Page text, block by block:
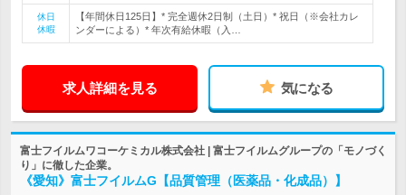
休日
休暇
【年間休日125日】* 完全週休2日制（土日）* 祝日（※会社カレ
ンダーによる）* 年次有給休暇（入…
求人詳細を見る 気になる
富士フイルムワコーケミカル株式会社 | 富士フイルムグループの「モノづく
り」に徹した企業。
《愛知》富士フイルムG【品質管理（医薬品・化成品）】